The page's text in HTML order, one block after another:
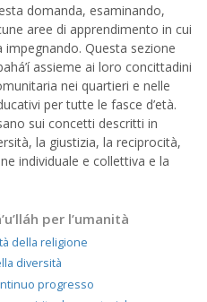
domanda, esaminando,
aree di apprendimento in cui
impegnando. Questa sezione
assieme ai loro concittadini
nei quartieri e nelle
per tutte le fasce d’età.
sui concetti descritti in
la giustizia, la reciprocità,
individuale e collettiva e la
per l’umanità
della religione
diversità
progresso